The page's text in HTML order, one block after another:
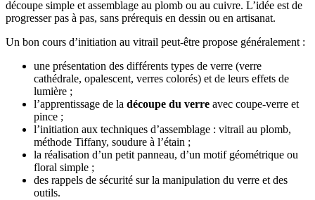
découpe simple et assemblage au plomb ou au cuivre. L’idée est de
progresser pas à pas, sans prérequis en dessin ou en artisanat.
Un bon cours d’initiation au vitrail peut-être propose généralement :
une présentation des différents types de verre (verre
cathédrale, opalescent, verres colorés) et de leurs effets de
lumière ;
l’apprentissage de la découpe du verre avec coupe-verre et
pince ;
l’initiation aux techniques d’assemblage : vitrail au plomb,
méthode Tiffany, soudure à l’étain ;
la réalisation d’un petit panneau, d’un motif géométrique ou
floral simple ;
des rappels de sécurité sur la manipulation du verre et des
outils.